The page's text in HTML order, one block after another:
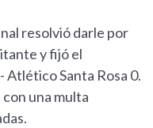
resolvió darle por
y fijó el
Santa Rosa 0.
con una multa